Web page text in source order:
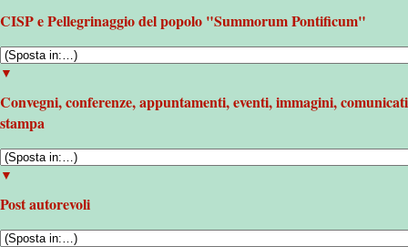
CISP e Pellegrinaggio del popolo "Summorum Pontificum"
▼
Convegni, conferenze, appuntamenti, eventi, immagini, comunicati
stampa
▼
Post autorevoli